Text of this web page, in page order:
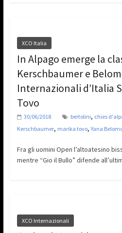
XCO Italia
In Alpago emerge la
Kerschbaumer e
Internazionali d’Italia
Tovo
30/06/2018 bertolini, chies
Kerschbaumer, marika tovo,Yana
Fra gli uomini Open l’altoatesino
mentre “Gio il Bullo” difende
XCO Internazionali